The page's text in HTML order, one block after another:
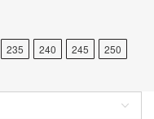
235 240 245
250